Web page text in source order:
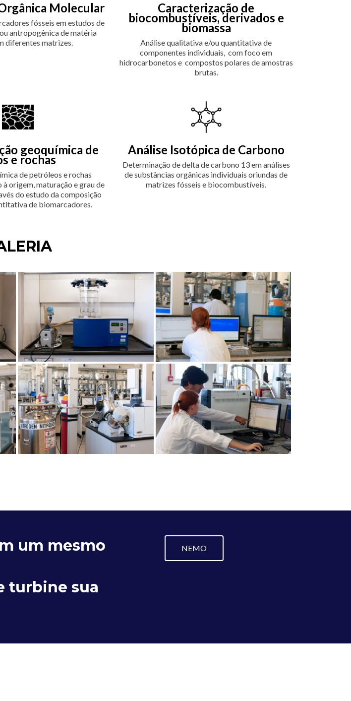
Molecular
fósseis em estudos de
antropogênica de matéria
diferentes matrizes.
Caracterização de
biocombustíveis, derivados e
biomassa
Análise qualitativa e/ou quantitativa de
componentes individuais, com foco em
hidrocarbonetos e compostos polares de amostras
brutas.
geoquímica de
e rochas
de petróleos e rochas
origem, maturação e grau de
do estudo da composição
de biomarcadores.
Análise Isotópica de Carbono
Determinação de delta de carbono 13 em análises
de substâncias orgânicas individuais oriundas de
matrizes fósseis e biocombustíveis.
um mesmo
turbine sua
NEMO